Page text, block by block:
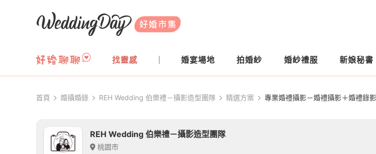
WeddingDay 好婚市集
找靈感 婚宴場地 拍婚紗 婚紗禮服 新娘秘書
首頁 婚攝婚錄 REH Wedding 伯樂禮－攝影造型團隊 精選方案 專業婚禮攝影－婚禮攝影＋婚禮錄
REH Wedding 伯樂禮－攝影造型團隊
桃園市